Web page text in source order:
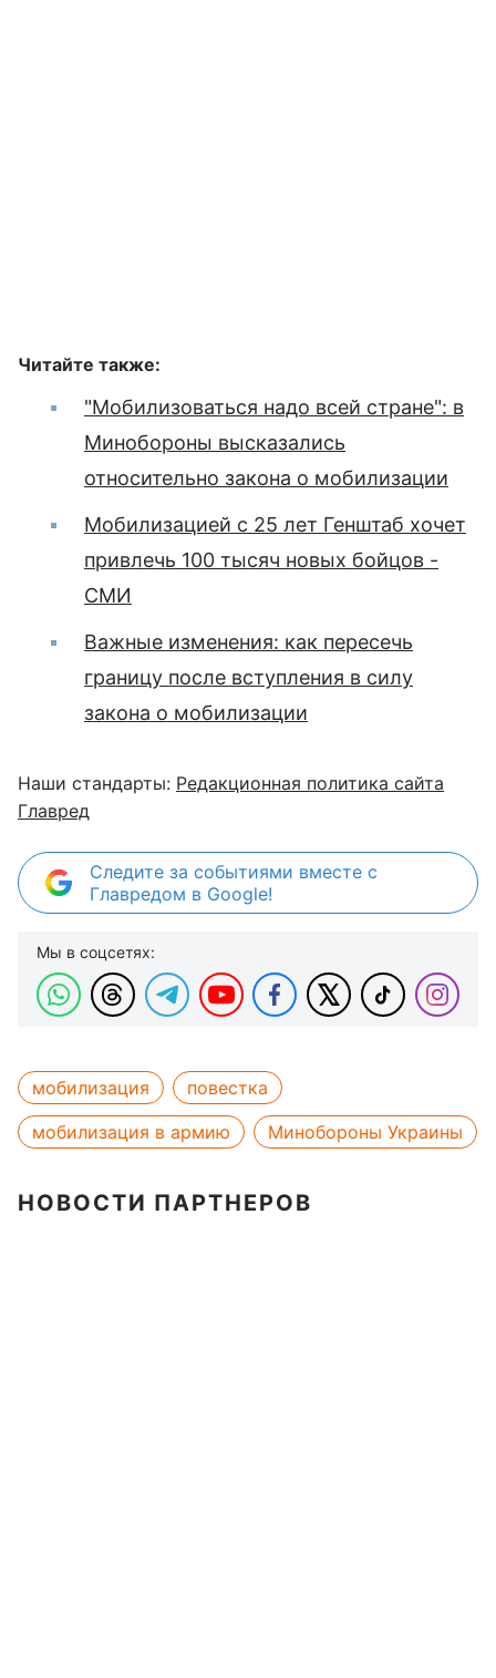
Читайте также:
"Мобилизоваться надо всей стране": в
Минобороны высказались
относительно закона о мобилизации
Мобилизацией с 25 лет Генштаб хочет
привлечь 100 тысяч новых бойцов -
СМИ
Важные изменения: как пересечь
границу после вступления в силу
закона о мобилизации
Наши стандарты: Редакционная политика сайта
Главред
Следите за событиями вместе с
Главредом в Google!
Мы в соцсетях:
мобилизация
повестка
мобилизация в армию
Минобороны Украины
НОВОСТИ ПАРТНЕРОВ